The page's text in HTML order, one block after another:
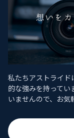
私たちアストライド
的な強みを持ってい
いませんので、お気